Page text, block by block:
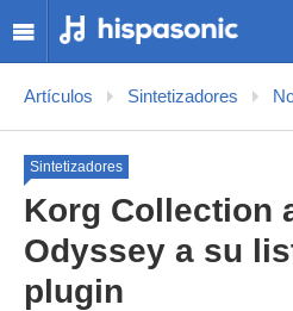
Artículos Sintetizadores
Sintetizadores
Korg Collection
Odyssey a su
plugin